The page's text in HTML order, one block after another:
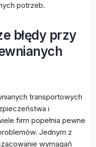
potrzeb.
błędy przy
transportowych
i
firm popełnia pewne
Jednym z
wymagań